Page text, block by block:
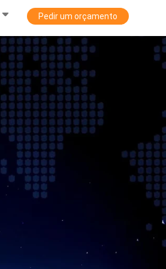
Pedir um orçamento